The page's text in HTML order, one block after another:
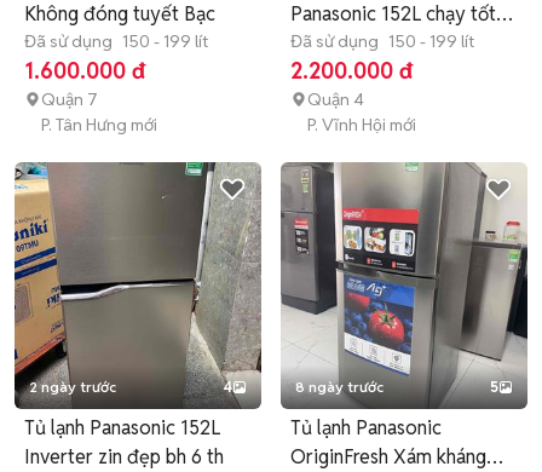
Không đóng tuyết Bạc
Đã sử dụng 150 - 199 lít
1.600.000 đ
Quận 7
P. Tân Hưng mới
Panasonic 152L chạy tốt
có ship
Đã sử dụng 150 - 199 lít
2.200.000 đ
Quận 4
P. Vĩnh Hội mới
2 ngày trước 4
Tủ lạnh Panasonic 152L
Inverter zin đẹp bh 6 th
8 ngày trước 5
Tủ lạnh Panasonic
OriginFresh Xám kháng